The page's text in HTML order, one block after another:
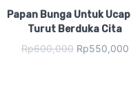
Papan Bunga Untuk
Turut Berduka Cita
Rp600,000 Original
Rp550,000